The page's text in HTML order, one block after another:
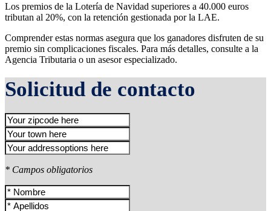
Los premios de la Lotería de Navidad superiores a 40.000 euros
tributan al 20%, con la retención gestionada por la LAE.
Comprender estas normas asegura que los ganadores disfruten de su
premio sin complicaciones fiscales. Para más detalles, consulte a la
Agencia Tributaria o un asesor especializado.
Solicitud de contacto
* Campos obligatorios